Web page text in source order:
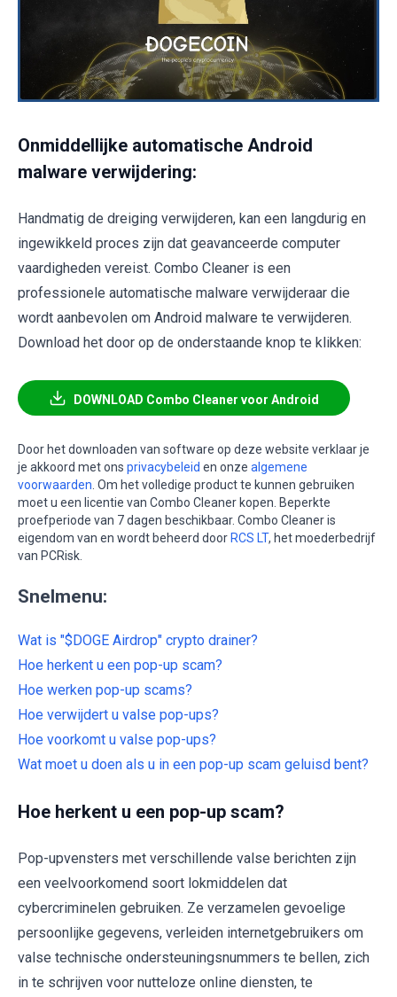
Onmiddellijke automatische Android
malware verwijdering:
Handmatig de dreiging verwijderen, kan een langdurig en
ingewikkeld proces zijn dat geavanceerde computer
vaardigheden vereist. Combo Cleaner is een
professionele automatische malware verwijderaar die
wordt aanbevolen om Android malware te verwijderen.
Download het door op de onderstaande knop te klikken:
DOWNLOAD Combo Cleaner voor Android
Door het downloaden van software op deze website verklaar je
je akkoord met ons privacybeleid en onze algemene
voorwaarden . Om het volledige product te kunnen gebruiken
moet u een licentie van Combo Cleaner kopen. Beperkte
proefperiode van 7 dagen beschikbaar. Combo Cleaner is
eigendom van en wordt beheerd door RCS LT, het moederbedrijf
van PCRisk.
Snelmenu:
Wat is "$DOGE Airdrop" crypto drainer?
Hoe herkent u een pop-up scam?
Hoe werken pop-up scams?
Hoe verwijdert u valse pop-ups?
Hoe voorkomt u valse pop-ups?
Wat moet u doen als u in een pop-up scam geluisd bent?
Hoe herkent u een pop-up scam?
Pop-upvensters met verschillende valse berichten zijn
een veelvoorkomend soort lokmiddelen dat
cybercriminelen gebruiken. Ze verzamelen gevoelige
persoonlijke gegevens, verleiden internetgebruikers om
valse technische ondersteuningsnummers te bellen, zich
in te schrijven voor nutteloze online diensten, te